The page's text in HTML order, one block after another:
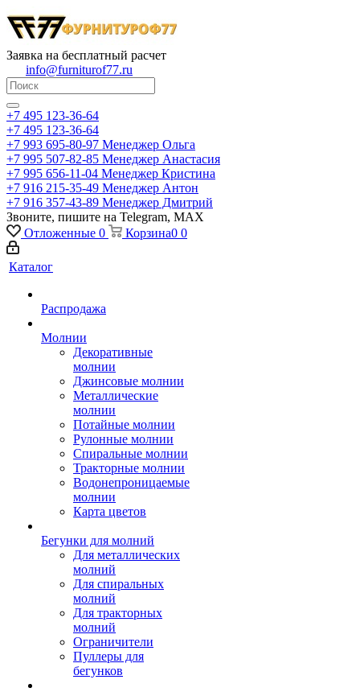
Заявка на бесплатный расчет
info@furniturof77.ru
+7 495 123-36-64
+7 495 123-36-64
+7 993 695-80-97 Менеджер Ольга
+7 995 507-82-85 Менеджер Анастасия
+7 995 656-11-04 Менеджер Кристина
+7 916 215-35-49 Менеджер Антон
+7 916 357-43-89 Менеджер Дмитрий
Звоните, пишите на Telegram, MAX
Отложенные 0 Корзина0 0
Каталог
Распродажа
Молнии
Декоративные
молнии
Джинсовые молнии
Металлические
молнии
Потайные молнии
Рулонные молнии
Спиральные молнии
Тракторные молнии
Водонепроницаемые
молнии
Карта цветов
Бегунки для молний
Для металлических
молний
Для спиральных
молний
Для тракторных
молний
Ограничители
Пуллеры для
бегунков